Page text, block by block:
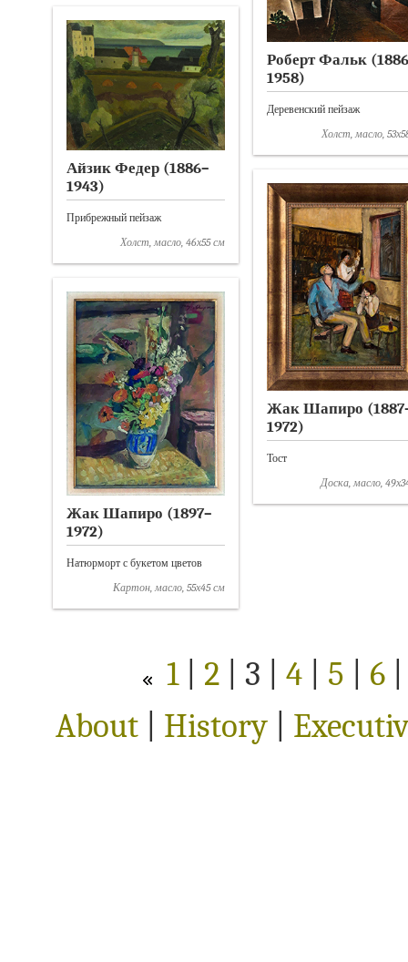
Роберт Фальк
1958)
Деревенский пейзаж
Холст, масло,
Айзик Федер (1886–
1943)
Прибрежный пейзаж
Холст, масло, 46х55 см
Жак Шапиро (1887-
1972)
Тост
Доска, масло,
Жак Шапиро (1897–
1972)
Натюрморт с букетом цветов
Картон, масло, 55х45 см
1| 2| 3 | 4| 5 6
About
History